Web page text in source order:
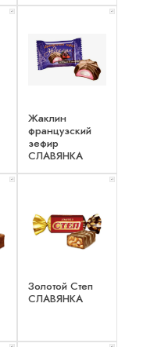
x 1 x 1
Жаклин
французский
зефир
СЛАВЯНКА
x 1 x 1
Золотой Степ
СЛАВЯНКА